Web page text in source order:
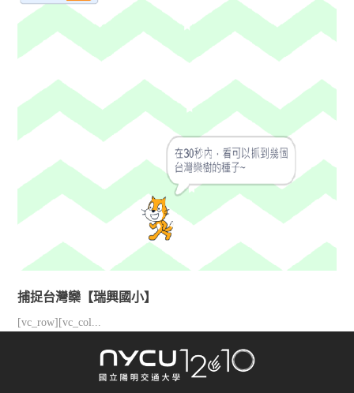
捕捉台灣欒【瑞興國小】
[vc_row][vc_col...